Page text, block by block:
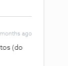
ago
(do